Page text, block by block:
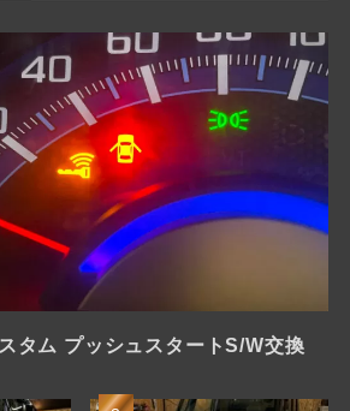
タム プッシュスタートS/W交換